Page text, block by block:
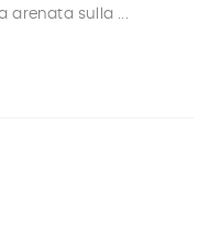
arenata sulla ...